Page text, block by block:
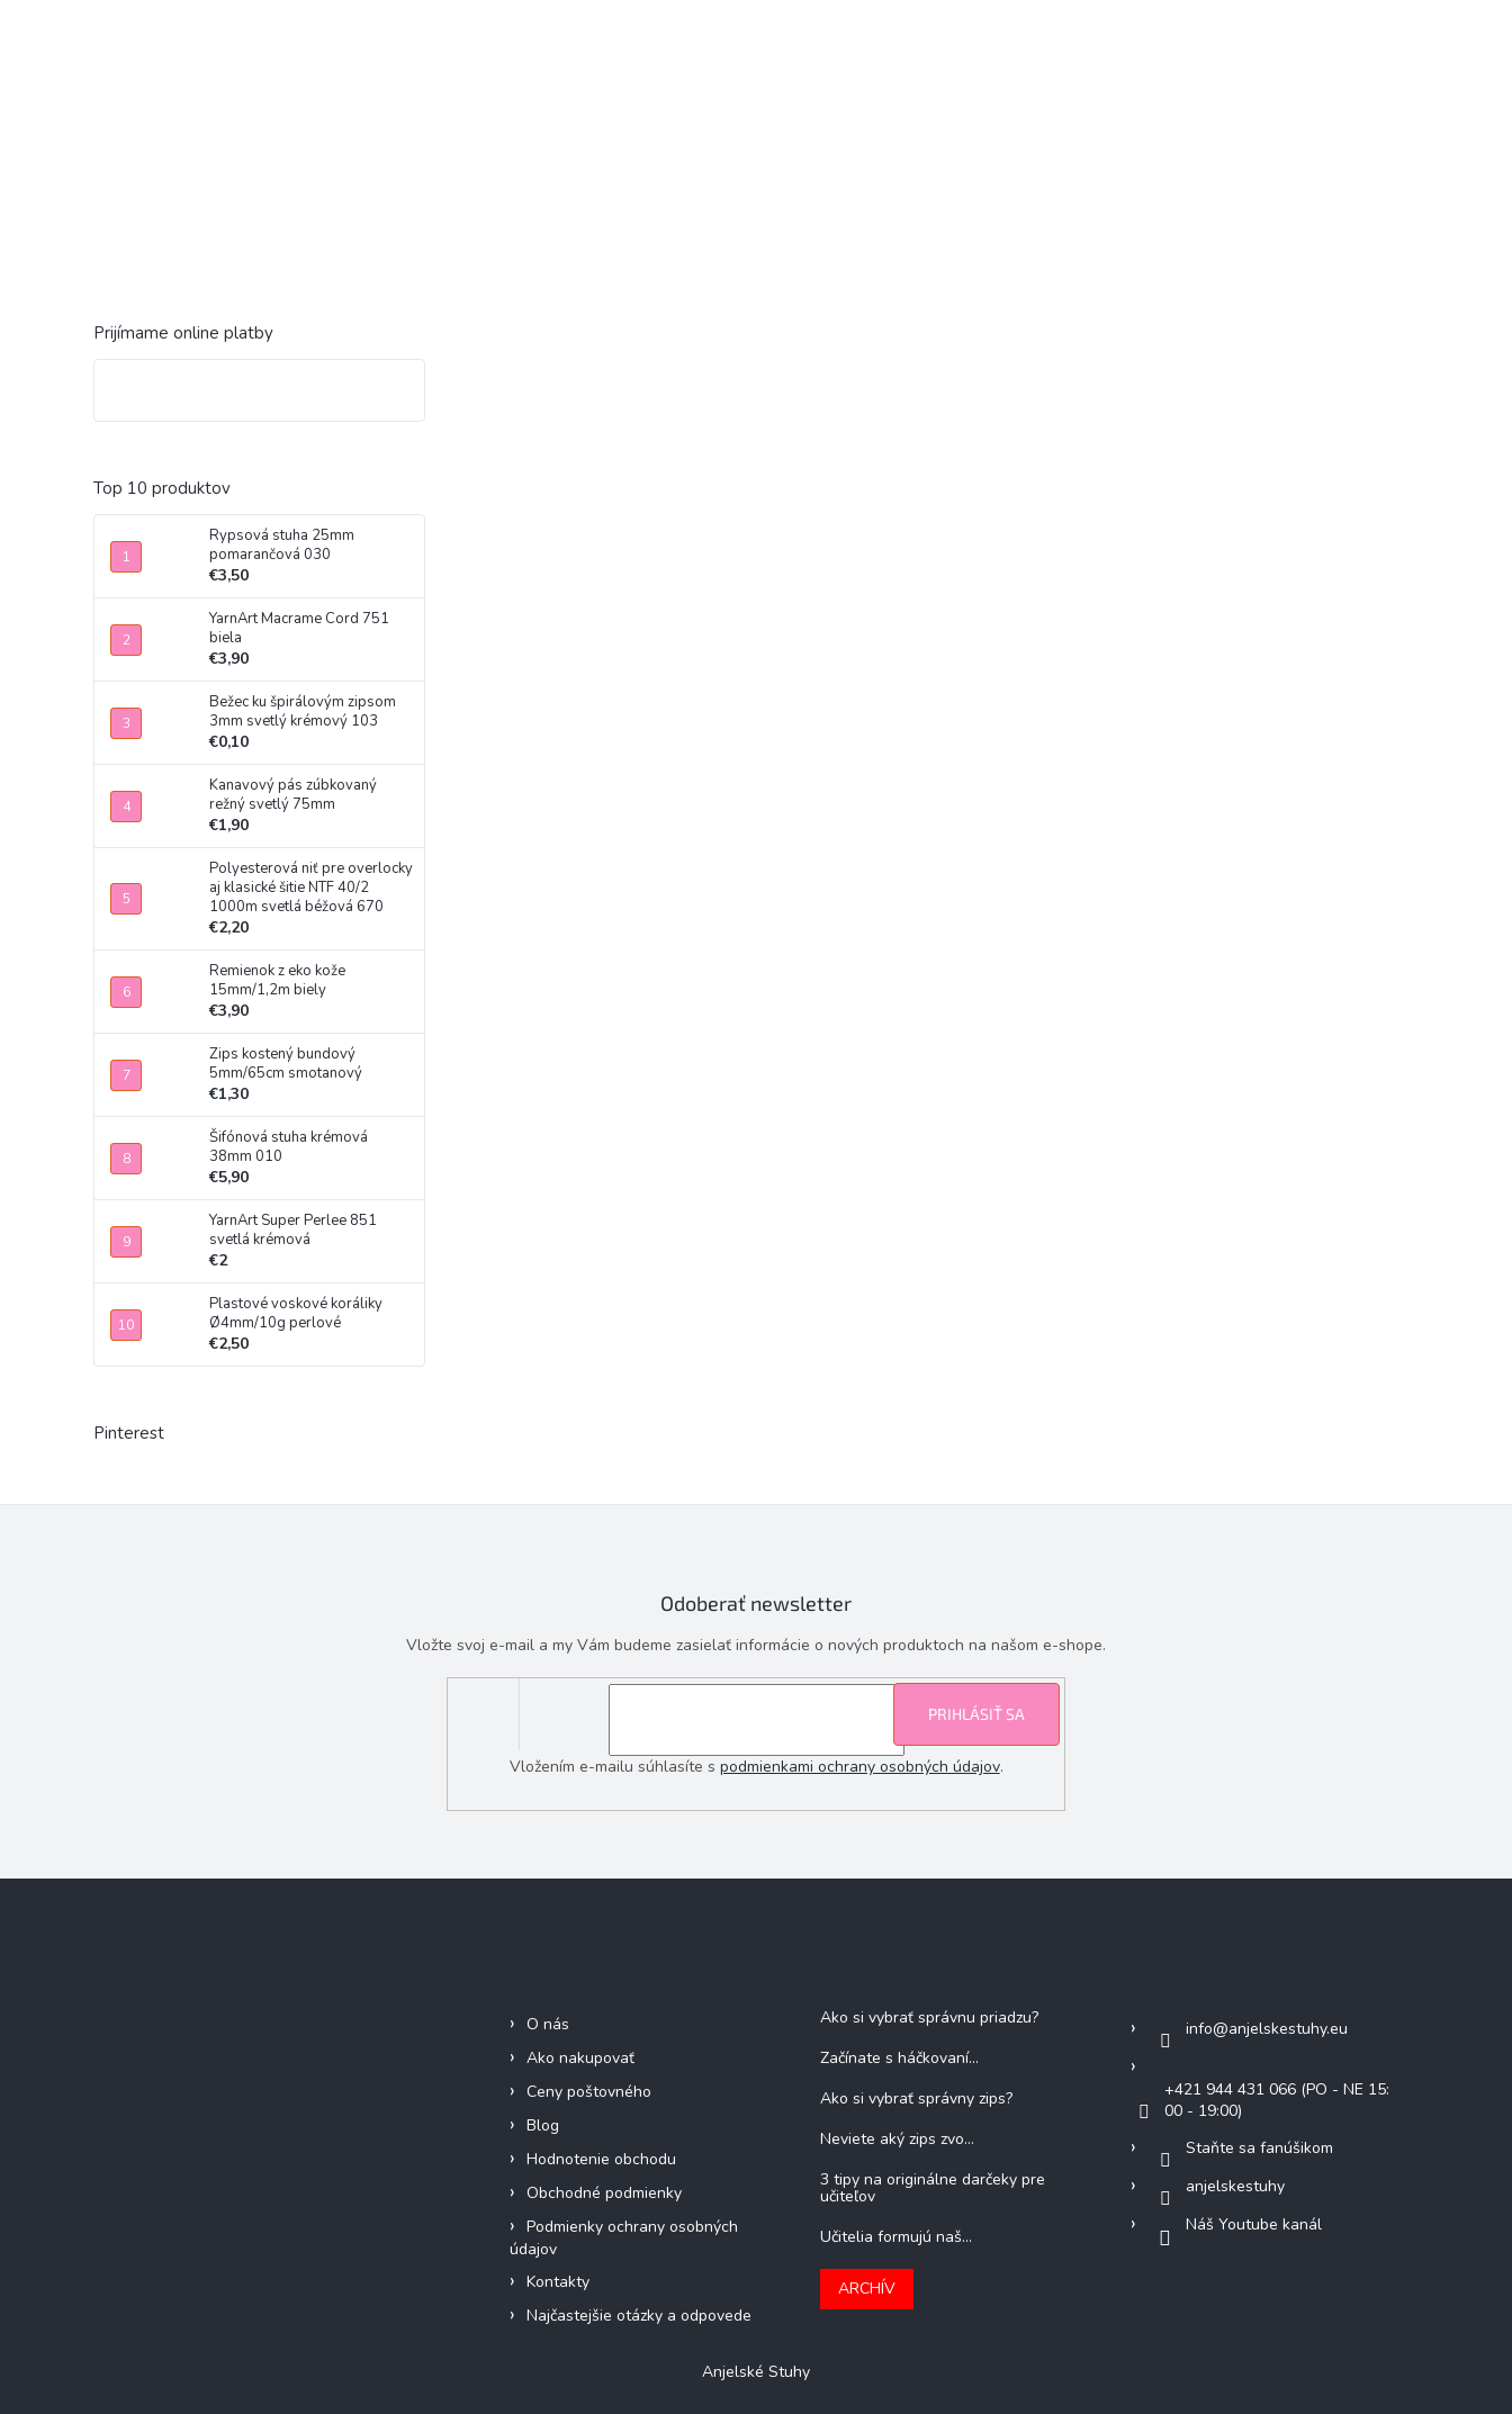
Prijímame online platby
Top 10 produktov
Rypsová stuha 25mm
pomarančová 030
€3,50
YarnArt Macrame Cord 751
biela
€3,90
Bežec ku špirálovým zipsom
3mm svetlý krémový 103
€0,10
Kanavový pás zúbkovaný
režný svetlý 75mm
€1,90
Polyesterová niť pre overlocky
aj klasické šitie NTF 40/2
1000m svetlá béžová 670
€2,20
Remienok z eko kože
15mm/1,2m biely
€3,90
Zips kostený bundový
5mm/65cm smotanový
€1,30
Šifónová stuha krémová
38mm 010
€5,90
YarnArt Super Perlee 851
svetlá krémová
€2
Plastové voskové koráliky
Ø4mm/10g perlové
€2,50
Pinterest
Odoberať newsletter
Vložte svoj e-mail a my Vám budeme zasielať informácie o nových produktoch na našom e-shope.
Vložením e-mailu súhlasíte s podmienkami ochrany osobných údajov.
PRIHLÁSIŤ SA
O nás
Ako nakupovať
Ceny poštovného
Blog
Hodnotenie obchodu
Obchodné podmienky
Podmienky ochrany osobných
údajov
Kontakty
Najčastejšie otázky a odpovede
Ako si vybrať správnu priadzu?
Začínate s háčkovaní...
Ako si vybrať správny zips?
Neviete aký zips zvo...
3 tipy na originálne darčeky pre
učiteľov
Učitelia formujú naš...
ARCHÍV
info@anjelskestuhy.eu
+421 944 431 066 (PO - NE 15:
00 - 19:00)
Staňte sa fanúšikom
anjelskestuhy
Náš Youtube kanál
Anjelské Stuhy